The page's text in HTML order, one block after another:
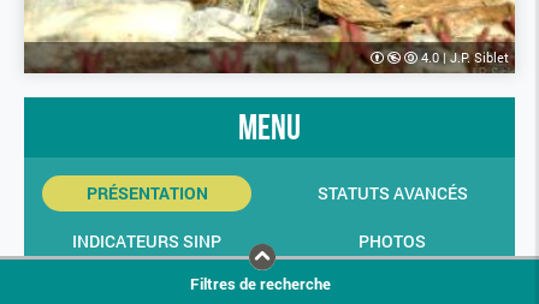
4.0|J.P. Siblet
menu
PRÉSENTATION STATUTS AVANCÉS
INDICATEURS SINP
PHOTOS
Filtres de recherche